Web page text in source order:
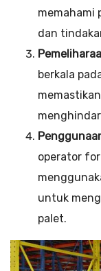
memahami
dan
berkala
operator
untuk
palet.